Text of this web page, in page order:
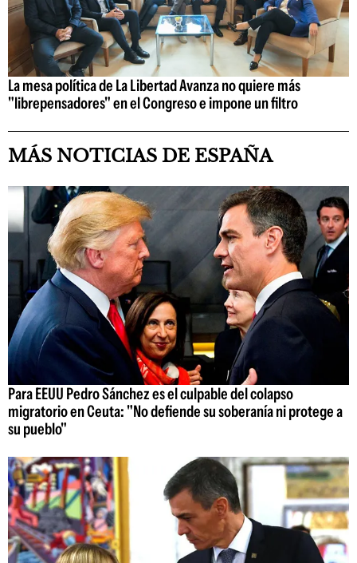
La mesa política de La Libertad Avanza no quiere más
"librepensadores" en el Congreso e impone un filtro
MÁS NOTICIAS DE ESPAÑA
Para EEUU Pedro Sánchez es el culpable del colapso
migratorio en Ceuta: "No defiende su soberanía ni protege a
su pueblo"